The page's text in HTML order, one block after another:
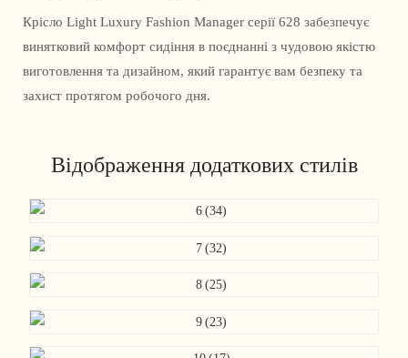
Крісло Light Luxury Fashion Manager серії 628 забезпечує
винятковий комфорт сидіння в поєднанні з чудовою якістю
виготовлення та дизайном, який гарантує вам безпеку та
захист протягом робочого дня.
Відображення додаткових стилів